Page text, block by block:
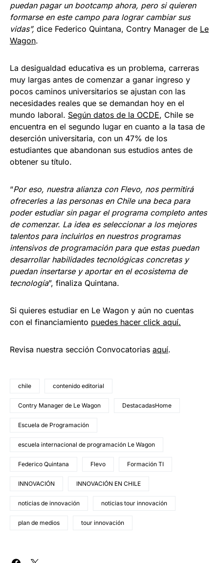
puedan pagar un bootcamp ahora, pero si quieren
formarse en este campo para lograr cambiar sus
vidas”, dice Federico Quintana, Contry Manager de Le
Wagon.
La desigualdad educativa es un problema, carreras
muy largas antes de comenzar a ganar ingreso y
pocos caminos universitarios se ajustan con las
necesidades reales que se demandan hoy en el
mundo laboral. Según datos de la OCDE, Chile se
encuentra en el segundo lugar en cuanto a la tasa de
deserción universitaria, con un 47% de los
estudiantes que abandonan sus estudios antes de
obtener su título.
“Por eso, nuestra alianza con Flevo, nos permitirá
ofrecerles a las personas en Chile una beca para
poder estudiar sin pagar el programa completo antes
de comenzar. La idea es seleccionar a los mejores
talentos para incluirlos en nuestros programas
intensivos de programación para que estas puedan
desarrollar habilidades tecnológicas concretas y
puedan insertarse y aportar en el ecosistema de
tecnología”, finaliza Quintana.
Si quieres estudiar en Le Wagon y aún no cuentas
con el financiamiento puedes hacer click aquí.
Revisa nuestra sección Convocatorias aquí.
chile contenido editorial
Contry Manager de Le Wagon DestacadasHome
Escuela de Programación
escuela internacional de programación Le Wagon
Federico Quintana Flevo Formación TI
INNOVACIÓN INNOVACIÓN EN CHILE
noticias de innovación noticias tour innovación
plan de medios tour innovación